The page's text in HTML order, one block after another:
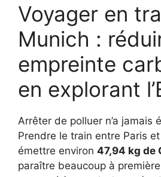
Voyager en
Munich :
empreinte
en explorant
Arrêter de polluer n’a jamais
Prendre le train entre Paris
émettre environ 47,94 kg de
paraître beaucoup à